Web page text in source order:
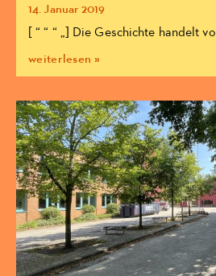
14. Januar 2019
[ “ “ “ „] Die Geschichte handelt
weiterlesen »